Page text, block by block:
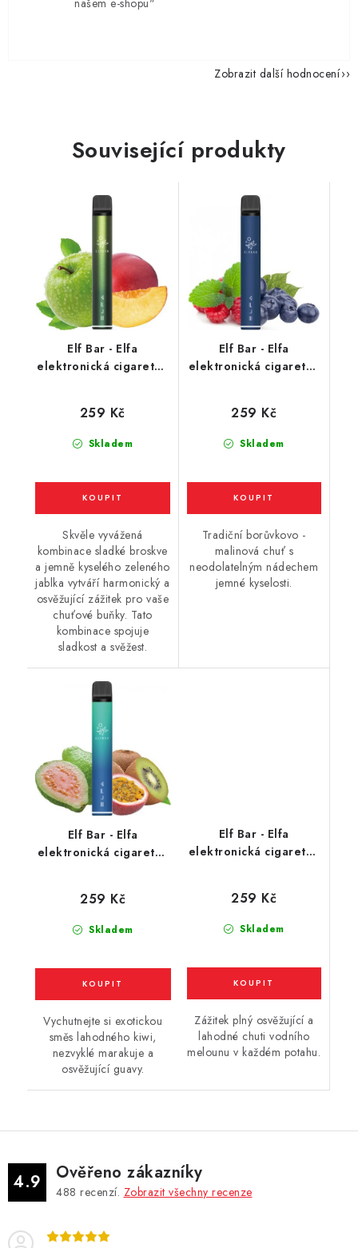
našem e-shopu"
Zobrazit další hodnocení
Související produkty
Elf Bar - Elfa
elektronická cigareta -
Skladem
259 Kč
Skvěle vyvážená
kombinace sladké broskve
a jemně kyselého zeleného
jablka vytváří harmonický a
osvěžující zážitek pro vaše
chuťové buňky. Tato
kombinace spojuje
sladkost a svěžest.
Elf Bar - Elfa
elektronická cigareta -
borůvka a malina)
20mg
Skladem
259 Kč
Tradiční borůvkovo -
malinová chuť s
neodolatelným nádechem
jemné kyselosti.
Elf Bar - Elfa
elektronická cigareta -
guava) 20mg
Skladem
259 Kč
Vychutnejte si exotickou
směs lahodného kiwi,
nezvyklé marakuje a
osvěžující guavy.
Elf Bar - Elfa
elektronická cigareta -
Skladem
259 Kč
Zážitek plný osvěžující a
lahodné chuti vodního
melounu v každém potahu.
4.9 Ověřeno zákazníky
488 recenzí. Zobrazit všechny recenze